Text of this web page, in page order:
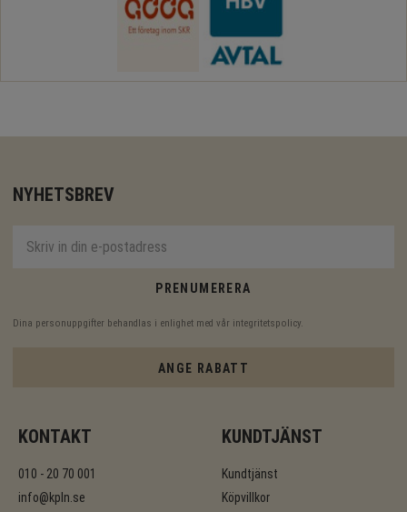
NYHETSBREV
PRENUMERERA
Dina personuppgifter behandlas i enlighet med vår integritetspolicy.
ANGE RABATT
KONTAKT
010 - 20 70 001
info@kpln.se
KUNDTJÄNST
Kundtjänst
Köpvillkor